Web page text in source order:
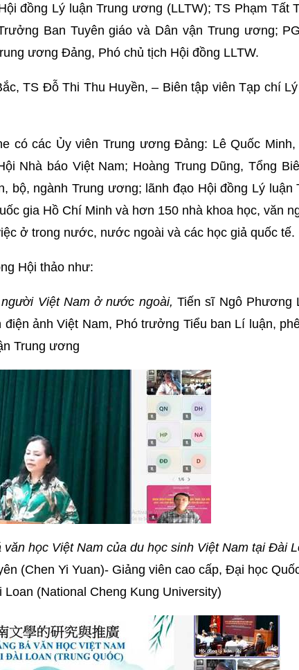
đồng Lý luận Trung ương (LLTW); TS Phạm Tất
Ban Tuyên giáo và Dân vận Trung ương;
ương Đảng, Phó chủ tịch Hội đồng LLTW.
TS Đỗ Thi Thu Huyền, – Biên tập viên Tạp chí Lý
có các Ủy viên Trung ương Đảng: Lê Quốc Minh,
Nhà báo Việt Nam; Hoàng Trung Dũng, Tổng
bộ, ngành Trung ương; lãnh đạo Hội đồng Lý luận
gia Hồ Chí Minh và hơn 150 nhà khoa học, văn
ở trong nước, nước ngoài và các học giả quốc tế.
Hội thảo như:
Việt Nam ở nước ngoài, Tiến sĩ Ngô Phương
ảnh Việt Nam, Phó trưởng Tiểu ban Lí luận,
Trung ương
học Việt Nam của du học sinh Việt Nam tại Đài
(Chen Yi Yuan)- Giảng viên cao cấp, Đại học
(National Cheng Kung University)